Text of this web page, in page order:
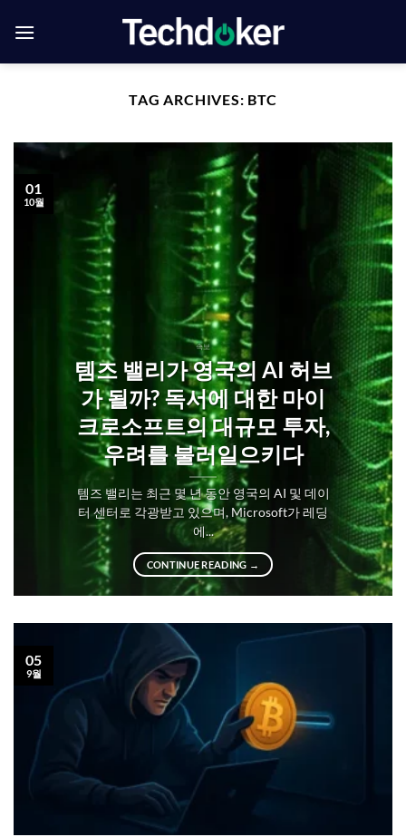
TAG ARCHIVES: BTC
속보
템즈 밸리가 영국의 AI 허브
가 될까? 독서에 대한 마이
크로소프트의 대규모 투자,
우려를 불러일으키다
템즈 밸리는 최근 몇 년 동안 영국의 AI 및 데이
터 센터로 각광받고 있으며, Microsoft가 레딩
에...
CONTINUE READING →
01
10월
05
9월